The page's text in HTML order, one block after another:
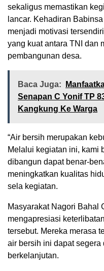
sekaligus memastikan
lancar. Kehadiran
menjadi motivasi
yang kuat antara TNI dan
pembangunan desa.
Baca Juga:
Senapan C Yonif TP
Kangkung Ke Warga
“Air bersih merupakan
Melalui kegiatan ini, kami
dibangun dapat benar-
meningkatkan kualitas
sela kegiatan.
Masyarakat Nagori Bahal
mengapresiasi
tersebut. Mereka merasa
air bersih ini dapat segera
berkelanjutan.